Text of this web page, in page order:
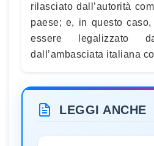
rilasciato dall’autorità
paese; e, in questo
essere legalizzato
dall’ambasciata italiana
LEGGI ANCHE